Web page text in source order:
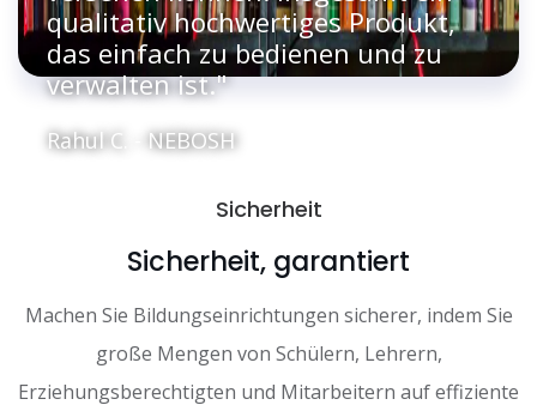
qualitativ hochwertiges Produkt,
das einfach zu bedienen und zu
verwalten ist."
Rahul C. - NEBOSH
Sicherheit
Sicherheit, garantiert
Machen Sie Bildungseinrichtungen sicherer, indem Sie
große Mengen von Schülern, Lehrern,
Erziehungsberechtigten und Mitarbeitern auf effiziente